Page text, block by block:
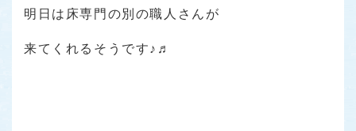
明日は床専門の別の職人さんが
来てくれるそうです♪♬